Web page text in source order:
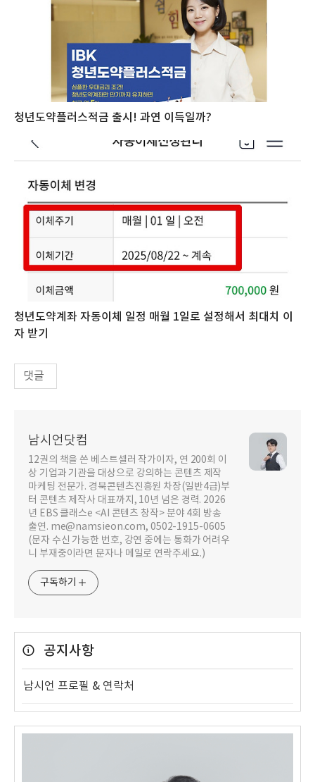
청년도약플러스적금 출시! 과연 이득일까?
청년도약계좌 자동이체 일정 매월 1일로 설정해서 최대치 이
자 받기
댓글
남시언닷컴
12권의 책을 쓴 베스트셀러 작가이자, 연 200회 이
상 기업과 기관을 대상으로 강의하는 콘텐츠 제작
마케팅 전문가. 경북콘텐츠진흥원 차장(일반4급)부
터 콘텐츠 제작사 대표까지, 10년 넘은 경력. 2026
년 EBS 클래스e <AI 콘텐츠 창작> 분야 4회 방송
출연. me@namsieon.com, 0502-1915-0605
(문자 수신 가능한 번호, 강연 중에는 통화가 어려우
니 부재중이라면 문자나 메일로 연락주세요.)
구독하기
공지사항
남시언 프로필 & 연락처